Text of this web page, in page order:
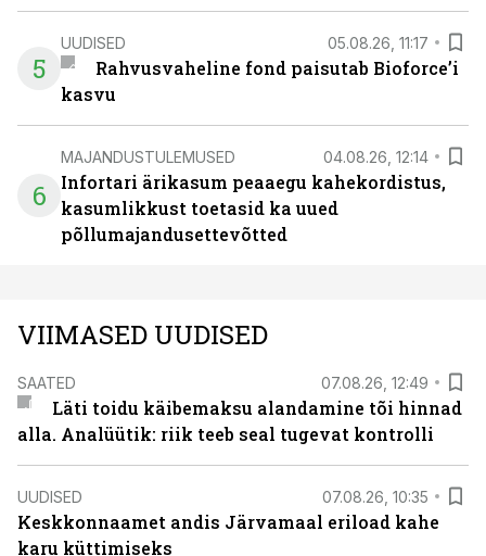
5
UUDISED 05.08.26, 11:17
Rahvusvaheline fond paisutab Bioforce’i
kasvu
6
MAJANDUSTULEMUSED 04.08.26, 12:14
Infortari ärikasum peaaegu kahekordistus,
kasumlikkust toetasid ka uued
põllumajandusettevõtted
VIIMASED UUDISED
SAATED 07.08.26, 12:49
Läti toidu käibemaksu alandamine tõi hinnad
alla. Analüütik: riik teeb seal tugevat kontrolli
UUDISED 07.08.26, 10:35
Keskkonnaamet andis Järvamaal eriload kahe
karu küttimiseks